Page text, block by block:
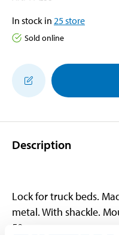
In stock in 25store
Sold online
Description
Lock for truck beds.
metal. With shackle.
59 mm.